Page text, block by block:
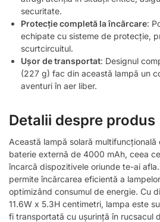
securitate.
Protecție completă la încărcare:
echipate cu sisteme de protecție,
scurtcircuitul.
Ușor de transportat: Designul
(227 g) fac din această lampă un
aventuri în aer liber.
Detalii despre produs
Această lampă solară
baterie externă de 4000 mAh, ceea
încarcă dispozitivele oriunde te-ai
permite încărcarea eficientă a
optimizând consumul de energie. Cu
11.6W x 5.3H centimetri, lampa este
fi transportată cu ușurință în rucsacul